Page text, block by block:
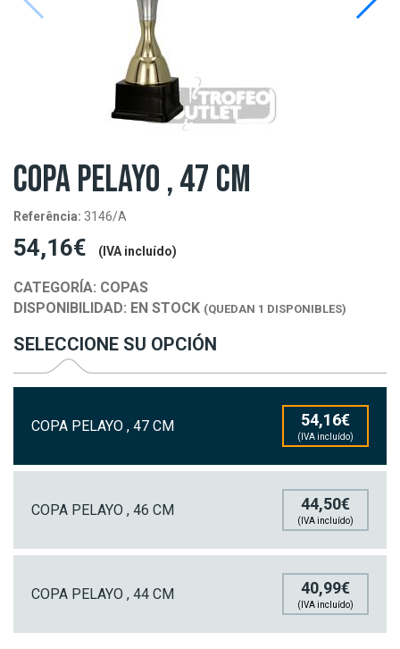
COPA PELAYO , 47 CM
Referência: 3146/A
54,16€ (IVA incluído)
CATEGORÍA: COPAS
DISPONIBILIDAD: EN STOCK (QUEDAN 1 DISPONIBLES)
SELECCIONE SU OPCIÓN
COPA PELAYO , 47 CM 54,16€
(IVA incluído)
COPA PELAYO , 46 CM 44,50€
(IVA incluído)
COPA PELAYO , 44 CM 40,99€
(IVA incluído)